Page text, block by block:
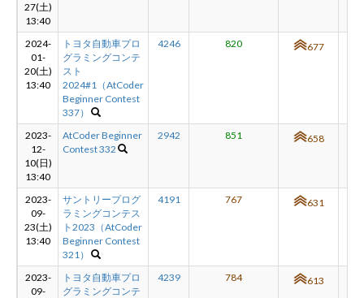
27(土)
13:40
2024-
01-
20(土)
13:40
トヨタ自動車プロ
グラミングコンテ
スト
2024#1（AtCoder
Beginner Contest
337）
4246 820 677
2023-
12-
10(日)
13:40
AtCoder Beginner
Contest 332
2942 851 658
2023-
09-
23(土)
13:40
サントリープログ
ラミングコンテス
ト2023（AtCoder
Beginner Contest
321）
4191 767 631
2023-
09-
トヨタ自動車プロ
グラミングコンテ
4239 784 613